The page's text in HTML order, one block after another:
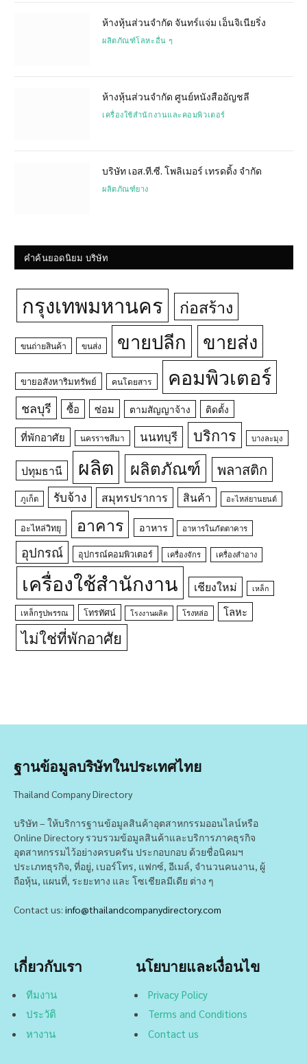
ห้างหุ้นส่วนจำกัด จันทร์แจ่ม เอ็นจิเนียริ่ง
ผลิตภัณฑ์โลหะอื่น ๆ
ห้างหุ้นส่วนจำกัด ศูนย์หนังสืออัญชลี
เครื่องใช้สำนักงานและคอมพิวเตอร์
บริษัท เอส.ที.ซี. โพลิเมอร์ เทรดดิ้ง จำกัด
ผลิตภัณฑ์ยาง
คำค้นยอดนิยม บริษัท
กรุงเทพมหานคร ก่อสร้าง
ขนถ่ายสินค้า ขนส่ง ขายปลีก ขายส่ง
ขายอสังหาริมทรัพย์ คนโดยสาร คอมพิวเตอร์
ชลบุรี ซื้อ ซ่อม ตามสัญญาจ้าง ติดตั้ง
ที่พักอาศัย นครราชสีมา นนทบุรี บริการ บางละมุง
ปทุมธานี ผลิต ผลิตภัณฑ์ พลาสติก
ภูเก็ต รับจ้าง สมุทรปราการ สินค้า อะไหล่ยานยนต์
อะไหล่วิทยุ อาคาร อาหาร อาหารในภัตตาคาร
อุปกรณ์ อุปกรณ์คอมพิวเตอร์ เครื่องจักร เครื่องสำอาง
เครื่องใช้สำนักงาน เชียงใหม่ เหล็ก
เหล็กรูปพรรณ โทรทัศน์ โรงงานผลิต โรงหล่อ โลหะ
ไม่ใช่ที่พักอาศัย
ฐานข้อมูลบริษัทในประเทศไทย
Thailand Company Directory
บริษัท – ให้บริการฐานข้อมูลสินค้าอุตสาหกรรมออนไลน์หรือ
Online Directory รวบรวมข้อมูลสินค้าและบริการภาคธุรกิจ
อุตสาหกรรมไว้อย่างครบครัน ประกอบกอบ ด้วยชื่อนิคมฯ
ประเภทธุรกิจ, ที่อยู่, เบอร์โทร, แฟกซ์, อีเมล์, จำนวนคนงาน, ผู้
ถือหุ้น, แผนที่, ระยะทาง และ โซเชียลมีเดีย ต่าง ๆ
Contact us: info@thailandcompanydirectory.com
เกี่ยวกับเรา
ทีมงาน
ประวัติ
หางาน
นโยบายและเงื่อนไข
Privacy Policy
Terms and Conditions
Contact us